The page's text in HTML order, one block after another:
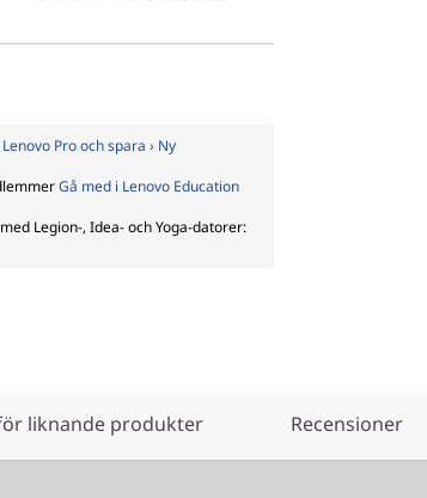
Pro och spara › Ny
Gå med i Lenovo Education
med Legion-, Idea- och Yoga-datorer:
liknande produkter Recensioner